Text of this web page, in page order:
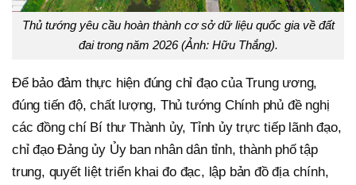
Thủ tướng yêu cầu hoàn thành cơ sở dữ liệu quốc gia về đất
đai trong năm 2026 (Ảnh: Hữu Thắng).
Để bảo đảm thực hiện đúng chỉ đạo của Trung ương,
đúng tiến độ, chất lượng, Thủ tướng Chính phủ đề nghị
các đồng chí Bí thư Thành ủy, Tỉnh ủy trực tiếp lãnh đạo,
chỉ đạo Đảng ủy Ủy ban nhân dân tỉnh, thành phố tập
trung, quyết liệt triển khai đo đạc, lập bản đồ địa chính,